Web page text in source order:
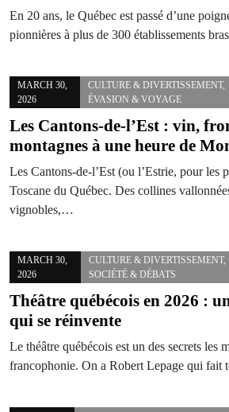
En 20 ans, le Québec est passé d’une
pionnières à plus de 300 établissements
MARCH 30,
2026
CULTURE & DIVERTISSEMENT,
ÉVASION & VOYAGE
Les Cantons-de-l’Est : vin,
montagnes à une heure de
Les Cantons-de-l’Est (ou l’Estrie, pour les
Toscane du Québec. Des collines
vignobles,…
MARCH 30,
2026
CULTURE & DIVERTISSEMENT,
SOCIÉTÉ & DÉBATS
Théâtre québécois en 2026 :
qui se réinvente
Le théâtre québécois est un des secrets les
francophonie. On a Robert Lepage qui